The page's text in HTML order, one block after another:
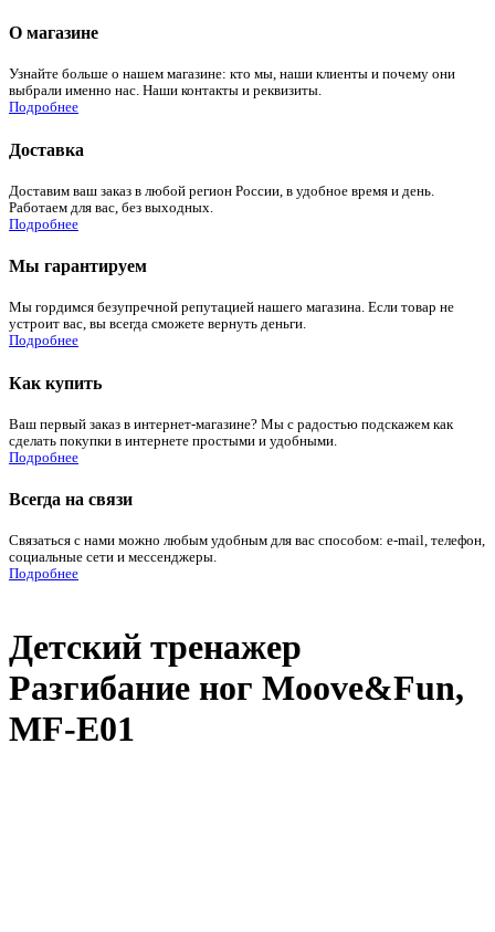
О магазине
Узнайте больше о нашем магазине: кто мы, наши клиенты и почему они
выбрали именно нас. Наши контакты и реквизиты.
Подробнее
Доставка
Доставим ваш заказ в любой регион России, в удобное время и день.
Работаем для вас, без выходных.
Подробнее
Мы гарантируем
Мы гордимся безупречной репутацией нашего магазина. Если товар не
устроит вас, вы всегда сможете вернуть деньги.
Подробнее
Как купить
Ваш первый заказ в интернет-магазине? Мы с радостью подскажем как
сделать покупки в интернете простыми и удобными.
Подробнее
Всегда на связи
Связаться с нами можно любым удобным для вас способом: e-mail, телефон,
социальные сети и мессенджеры.
Подробнее
Детский тренажер
Разгибание ног Moove&Fun,
MF-E01